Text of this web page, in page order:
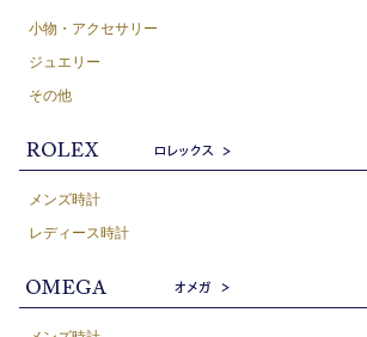
小物・アクセサリー
ジュエリー
その他
メンズ時計
レディース時計